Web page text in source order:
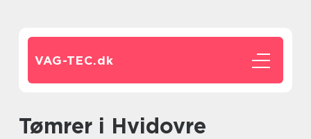
VAG-TEC.dk
Tømrer i Hvidovre